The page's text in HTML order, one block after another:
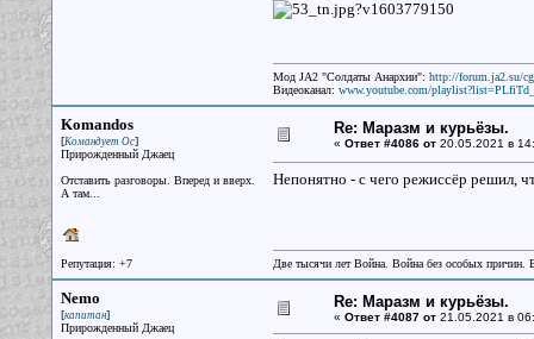
Мод JA2 "Солдаты Анархии": http://forum.ja2.su/
Видеоканал: www.youtube.com/
Komandos
[Командует Ос]
Прирожденный Джаец
Отставить разговоры. Вперед и вверх.
А там...
Репутация: +7
Re: Маразм и курьёзы.
« Ответ #4086 от20.05.2021 в
Непонятно - с чего режиссёр решил,
Две тысячи лет Война. Война без особых
Nemo
[капитан]
Прирожденный Джаец
Re: Маразм и курьёзы.
« Ответ #4087 от21.05.2021 в